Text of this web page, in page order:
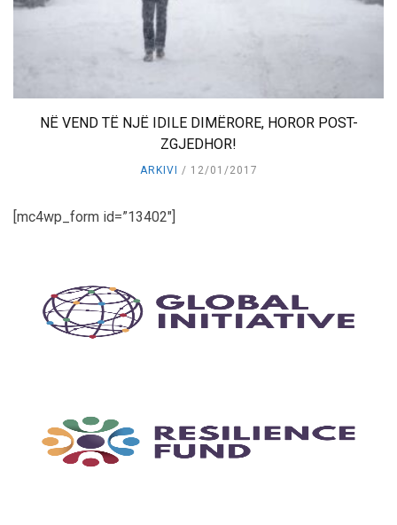
NË VEND TË NJË IDILE DIMËRORE, HOROR POST-
ZGJEDHOR!
ARKIVI 12/01/2017
[mc4wp_form id=”13402″]